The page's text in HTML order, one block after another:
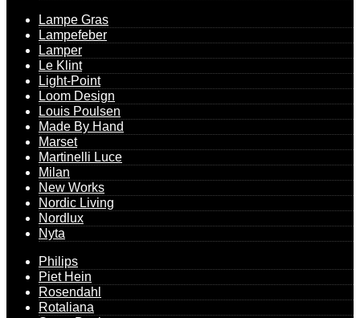
Lampe Gras
Lampefeber
Lamper
Le Klint
Light-Point
Loom Design
Louis Poulsen
Made By Hand
Marset
Martinelli Luce
Milan
New Works
Nordic Living
Nordlux
Nyta
Philips
Piet Hein
Rosendahl
Rotaliana